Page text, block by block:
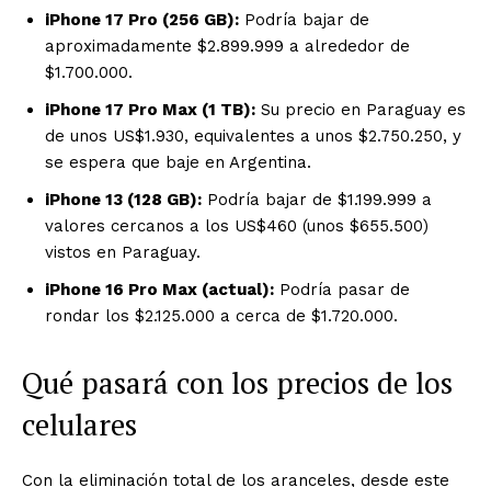
iPhone 17 Pro (256 GB): Podría bajar de
aproximadamente $2.899.999 a alrededor de
$1.700.000.
iPhone 17 Pro Max (1 TB): Su precio en Paraguay es
de unos US$1.930, equivalentes a unos $2.750.250, y
se espera que baje en Argentina.
iPhone 13 (128 GB): Podría bajar de $1.199.999 a
valores cercanos a los US$460 (unos $655.500)
vistos en Paraguay.
iPhone 16 Pro Max (actual): Podría pasar de
rondar los $2.125.000 a cerca de $1.720.000.
Qué pasará con los precios de los
celulares
Con la eliminación total de los aranceles, desde este